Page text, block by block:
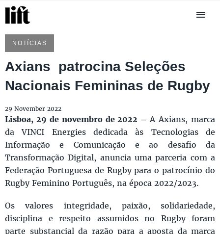
NOTÍCIAS
Axians patrocina Seleções
Nacionais Femininas de Rugby
29 November 2022
Lisboa, 29 de novembro de 2022 – A Axians, marca
da VINCI Energies dedicada às Tecnologias de
Informação e Comunicação e ao desafio da
Transformação Digital, anuncia uma parceria com a
Federação Portuguesa de Rugby para o patrocínio do
Rugby Feminino Português, na época 2022/2023.
Os valores integridade, paixão, solidariedade,
disciplina e respeito assumidos no Rugby foram
parte substancial da razão para a aposta da marca